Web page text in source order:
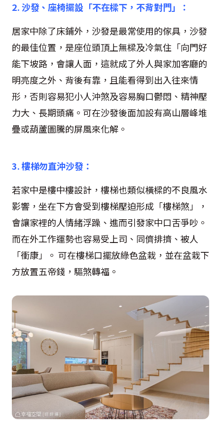
2. 沙發、座椅擺設「不在樑下，不背對門」：
居家中除了床鋪外，沙發是最常使用的傢具，沙發
的最佳位置，是座位頭頂上無樑及冷氣住「向門好
能下坡路，會讓人面，這就成了外人與家加客廳的
明亮度之外、背後有靠，且能看得到出入往來情
形，否則容易犯小人沖煞及容易胸口鬱悶、精神壓
力大、長期頭痛。可在沙發後面加設有高山層峰堆
疊或葫蘆圖騰的屏風來化解。
3. 樓梯勿直沖沙發：
若家中是樓中樓設計，樓梯也類似橫樑的不良風水
影響，坐在下方會受到樓梯壓迫形成「樓梯煞」，
會讓家裡的人情緒浮躁、進而引發家中口舌爭吵。
而在外工作運勢也容易受上司、同儕排擠、被人
「衝康」。 可在樓梯口擺放綠色盆栽，並在盆栽下
方放置五帝錢，驅煞轉福。